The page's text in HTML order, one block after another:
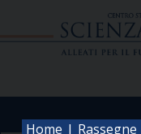
Home | Rassegne